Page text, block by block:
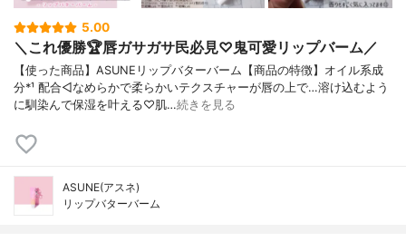
5.00
＼これ優勝🏆唇ガサガサ民必見♡鬼可愛リップバーム／
【使った商品】ASUNEリップバターバーム【商品の特徴】オイル系成
分*¹ 配合◁なめらかで柔らかいテクスチャーが唇の上で…溶け込むよう
に馴染んで保湿を叶える♡肌…続きを見る
ASUNE(アスネ)
リップバターバーム